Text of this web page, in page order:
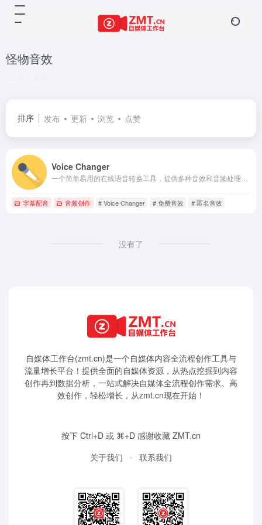
怪物音效
排序 发布 更新 浏览 点赞
Voice Changer
字幕配音 音频创作 # Voice Changer # 免费音效 # 匿名音效
没有了
自媒体工作台(zmt.cn)是一个自媒体内容全流程创作工具与
流量增长平台！提供全面的自媒体资源，从热点挖掘到内容
创作再到数据分析，一站式解决自媒体全流程创作需求。高
效创作，轻松增长，从zmt.cn现在开始！
按下 Ctrl+D 或 ⌘+D 感谢收藏 ZMT.cn
关于我们
联系我们